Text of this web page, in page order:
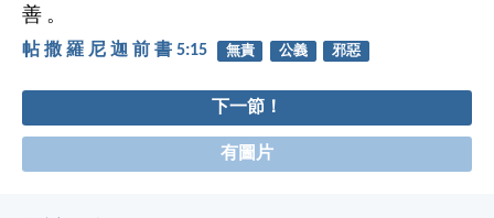
善 。
帖 撒 羅 尼 迦 前 書 5:15 無責 公義 邪惡
下一節！
有圖片